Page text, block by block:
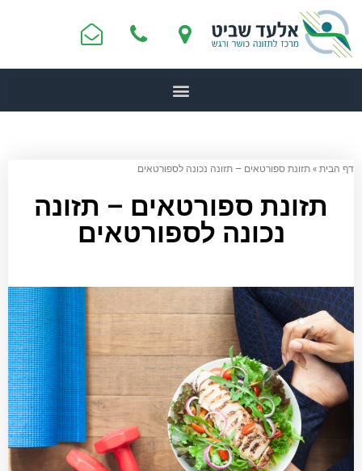
דף הבית»תזונת ספורטאים – תזונה נכונה לספורטאים
תזונת ספורטאים – תזונה
נכונה לספורטאים